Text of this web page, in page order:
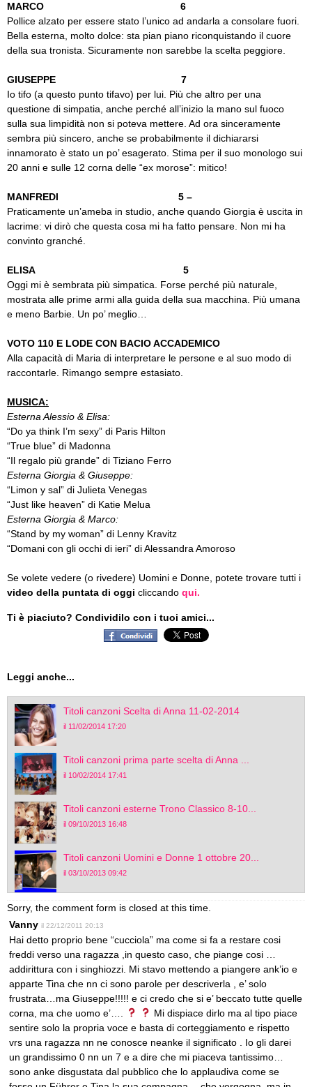
MARCO 6
Pollice alzato per essere stato l’unico ad andarla a consolare fuori.
Bella esterna, molto dolce: sta pian piano riconquistando il cuore
della sua tronista. Sicuramente non sarebbe la scelta peggiore.
GIUSEPPE 7
Io tifo (a questo punto tifavo) per lui. Più che altro per una
questione di simpatia, anche perché all’inizio la mano sul fuoco
sulla sua limpidità non si poteva mettere. Ad ora sinceramente
sembra più sincero, anche se probabilmente il dichiararsi
innamorato è stato un po’ esagerato. Stima per il suo monologo sui
20 anni e sulle 12 corna delle “ex morose”: mitico!
MANFREDI 5 –
Praticamente un’ameba in studio, anche quando Giorgia è uscita in
lacrime: vi dirò che questa cosa mi ha fatto pensare. Non mi ha
convinto granché.
ELISA 5
Oggi mi è sembrata più simpatica. Forse perché più naturale,
mostrata alle prime armi alla guida della sua macchina. Più umana
e meno Barbie. Un po’ meglio…
VOTO 110 E LODE CON BACIO ACCADEMICO
Alla capacità di Maria di interpretare le persone e al suo modo di
raccontarle. Rimango sempre estasiato.
MUSICA:
Esterna Alessio & Elisa:
“Do ya think I’m sexy” di Paris Hilton
“True blue” di Madonna
“Il regalo più grande” di Tiziano Ferro
Esterna Giorgia & Giuseppe:
“Limon y sal” di Julieta Venegas
“Just like heaven” di Katie Melua
Esterna Giorgia & Marco:
“Stand by my woman” di Lenny Kravitz
“Domani con gli occhi di ieri” di Alessandra Amoroso
Se volete vedere (o rivedere) Uomini e Donne, potete trovare tutti i
video della puntata di oggi cliccando qui.
Ti è piaciuto? Condividilo con i tuoi amici...
Leggi anche...
Titoli canzoni Scelta di Anna 11-02-2014
il 11/02/2014 17:20
Titoli canzoni prima parte scelta di Anna ...
il 10/02/2014 17:41
Titoli canzoni esterne Trono Classico 8-10...
il 09/10/2013 16:48
Titoli canzoni Uomini e Donne 1 ottobre 20...
il 03/10/2013 09:42
Sorry, the comment form is closed at this time.
Vanny il 22/12/2011 20:13
Hai detto proprio bene “cucciola” ma come si fa a restare cosi
freddi verso una ragazza ,in questo caso, che piange cosi …
addirittura con i singhiozzi. Mi stavo mettendo a piangere ank’io e
apparte Tina che nn ci sono parole per descriverla , e’ solo
frustrata…ma Giuseppe!!!!! e ci credo che si e’ beccato tutte quelle
corna, ma che uomo e’….
Mi dispiace dirlo ma al tipo piace
sentire solo la propria voce e basta di corteggiamento e rispetto
vrs una ragazza nn ne conosce neanke il significato . Io gli darei
un grandissimo 0 nn un 7 e a dire che mi piaceva tantissimo…
sono anke disgustata dal pubblico che lo applaudiva come se